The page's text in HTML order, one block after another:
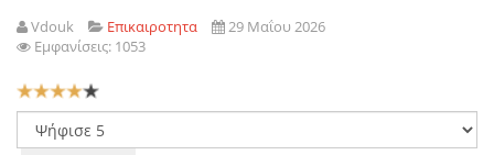
Vdouk Επικαιροτητα
29 Μαΐου 2026
Εμφανίσεις: 1053
Αξιολόγηση
Χρήστη:4/5
Παρακαλώ
αξιολογήστε